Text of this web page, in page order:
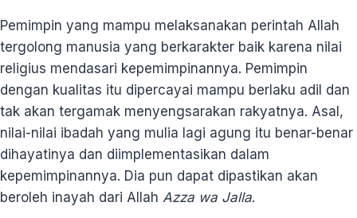
Pemimpin yang mampu melaksanakan perintah Allah
tergolong manusia yang berkarakter baik karena nilai
religius mendasari kepemimpinannya. Pemimpin
dengan kualitas itu dipercayai mampu berlaku adil dan
tak akan tergamak menyengsarakan rakyatnya. Asal,
nilai-nilai ibadah yang mulia lagi agung itu benar-benar
dihayatinya dan diimplementasikan dalam
kepemimpinannya. Dia pun dapat dipastikan akan
beroleh inayah dari Allah Azza wa Jalla.